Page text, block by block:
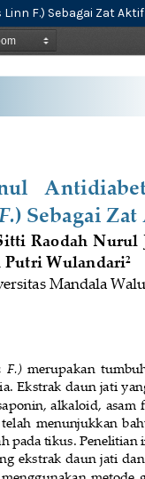
F.) Sebagai Zat Aktif